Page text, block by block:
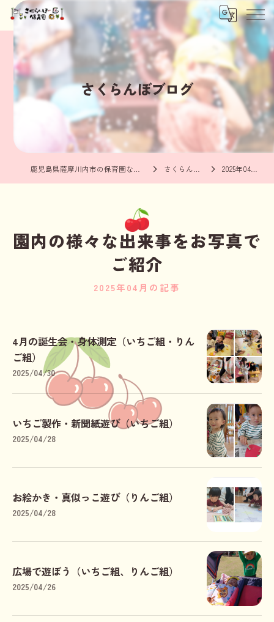
さくらんぼブログ
さくらんぼブログ 2025年04月の記事
園内の様々な出来事をお写真で
ご紹介
2025年04月の記事
4月の誕生会・身体測定（いちご組・りん
ご組）
2025/04/30
いちご製作・新聞紙遊び（いちご組）
2025/04/28
お絵かき・真似っこ遊び（りんご組）
2025/04/28
広場で遊ぼう（いちご組、りんご組）
2025/04/26